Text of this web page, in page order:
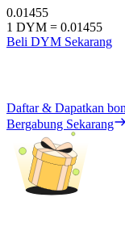
0.01455
1 DYM = 0.01455
Beli DYM Sekarang
Daftar & Dapatkan
Bergabung Sekarang